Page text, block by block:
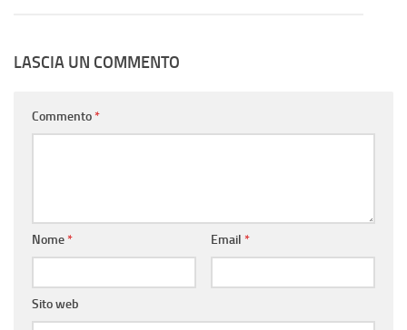
LASCIA UN COMMENTO
Commento*
Nome* Email *
Sito web